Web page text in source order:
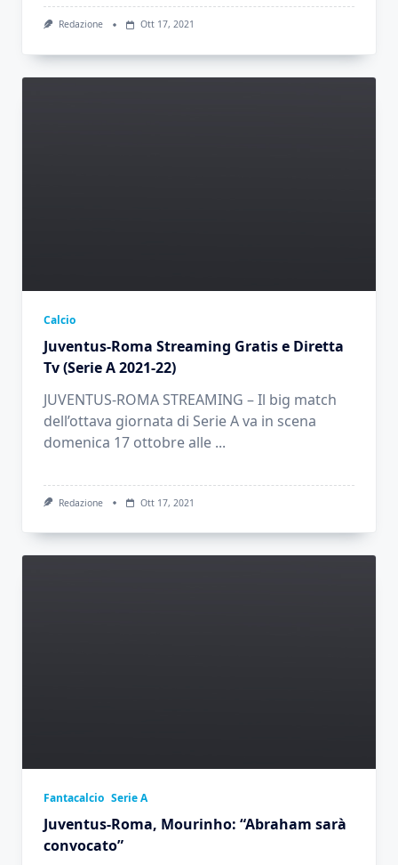
Redazione Ott 17, 2021
Calcio
Juventus-Roma Streaming Gratis e Diretta
Tv (Serie A 2021-22)
JUVENTUS-ROMA STREAMING – Il big match
dell’ottava giornata di Serie A va in scena
domenica 17 ottobre alle ...
Redazione Ott 17, 2021
Fantacalcio Serie A
Juventus-Roma, Mourinho: “Abraham sarà
convocato”